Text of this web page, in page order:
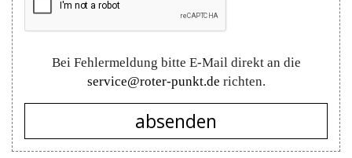
Bei Fehlermeldung bitte E-Mail direkt an die
service@roter-punkt.de richten.
absenden